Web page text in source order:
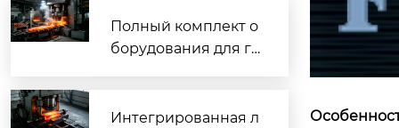
шленного произво
дства
Полный комплект о
борудования для го
ые решения для пр
Интегрированная л